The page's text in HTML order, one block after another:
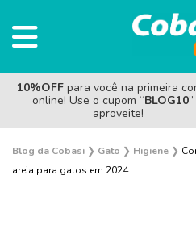
10%OFF para você na primeira
online! Use o cupom “BLOG10
aproveite!
Blog da Cobasi ❯ Gato ❯ Higiene ❯
areia para gatos em 2024